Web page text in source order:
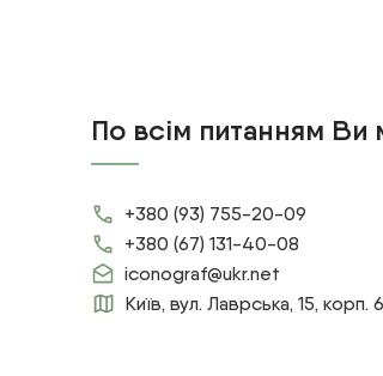
По всім питанням Ви
+380 (93) 755-20-09
+380 (67) 131-40-08
iconograf@ukr.net
Київ, вул. Лаврська, 15, корп.